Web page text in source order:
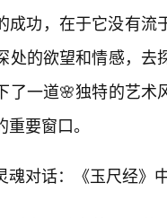
成功，在于它没有
处的欲望和情感，
了一道🌸独特的艺
要窗口。
魂对话：《玉尺经》